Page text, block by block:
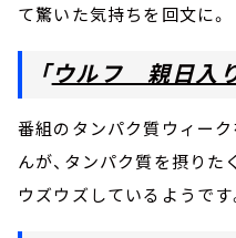
て驚いた気持ちを回文に。
「ウルフ 親日入り
番組のタンパク質ウィーク
んが、タンパク質を摂りた
ウズウズしているようです